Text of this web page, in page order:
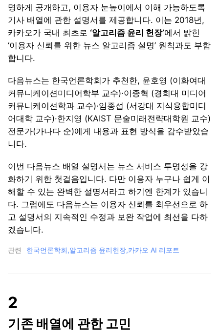
명하게 공개하고, 이용자 눈높이에서 이해 가능하도록
기사 배열에 관한 설명서를 제공합니다. 이는 2018년,
카카오가 국내 최초로 ‘알고리즘 윤리 헌장’에서 밝힌
‘이용자 신뢰를 위한 뉴스 알고리즘 설명’ 원칙과도 부합
합니다.
다음뉴스는 한국언론학회가 추천한, 윤호영 (이화여대
커뮤니케이션미디어학부 교수)·이종혁 (경희대 미디어
커뮤니케이션학과 교수)·임종섭 (서강대 지식융합미디
어대학 교수)·한지영 (KAIST 문술미래전략대학원 교수)
전문가(가나다 순)에게 내용과 표현 방식을 감수받았습
니다.
이번 다음뉴스 배열 설명서는 뉴스 서비스 투명성을 강
화하기 위한 첫걸음입니다. 다만 이용자 누구나 쉽게 이
해할 수 있는 완벽한 설명서라고 하기엔 한계가 있습니
다. 그럼에도 다음뉴스는 이용자 신뢰를 최우선으로 하
고 설명서의 지속적인 수정과 보완 작업에 최선을 다하
겠습니다.
관련 한국언론학회,알고리즘 윤리헌장,카카오 AI 리포트
2
기존 배열에 관한 고민